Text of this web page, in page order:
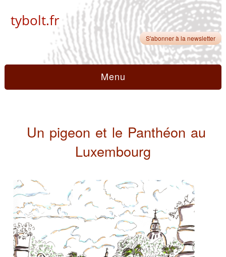
tybolt.fr
S'abonner à la newsletter
Menu
Un pigeon et le Panthéon au
Luxembourg